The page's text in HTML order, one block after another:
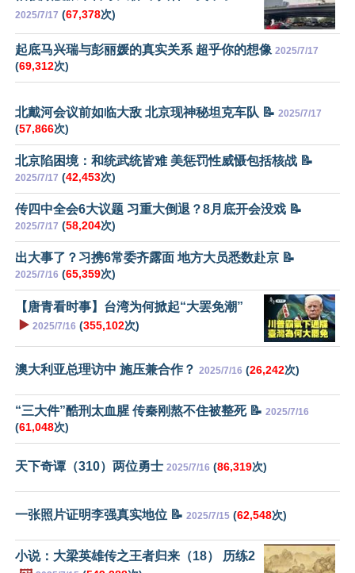
2025/7/17 (67,378次)
起底马兴瑞与彭丽媛的真实关系 超乎你的想像 2025/7/17
(69,312次)
北戴河会议前如临大敌 北京现神秘坦克车队 📝 2025/7/17
(57,866次)
北京陷困境：和统武统皆难 美惩罚性威慑包括核战 📝
2025/7/17 (42,453次)
传四中全会6大议题 习重大倒退？8月底开会没戏 📝
2025/7/17 (58,204次)
出大事了？习携6常委齐露面 地方大员悉数赴京 📝
2025/7/16 (65,359次)
【唐青看时事】台湾为何掀起“大罢免潮”
▶️ 2025/7/16 (355,102次)
澳大利亚总理访中 施压兼合作？ 2025/7/16 (26,242次)
“三大件”酷刑太血腥 传秦刚熬不住被整死 📝 2025/7/16
(61,048次)
天下奇谭（310）两位勇士 2025/7/16 (86,319次)
一张照片证明李强真实地位 📝 2025/7/15 (62,548次)
小说：大梁英雄传之王者归来（18） 历练2